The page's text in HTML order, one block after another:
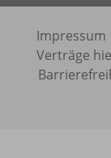
Impressum
Verträge